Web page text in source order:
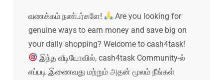
வணக்கம் நண்பர்களே!
Are you looking for
genuine ways to earn money and save big on
your daily shopping? Welcome to cash4task!
இந்த வீடியோவில், cash4task Community-ல்
எப்படி இணைவது மற்றும் அதன் மூலம் நீங்கள்